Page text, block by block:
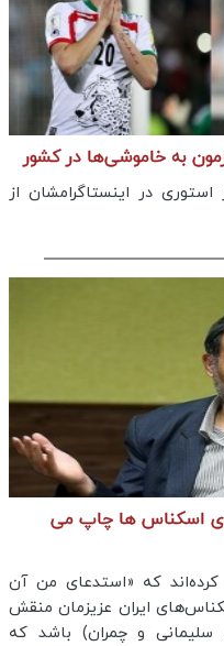
به خاموشی‌ها در کشور
در اینستاگرامشان از
اسکناس ها چاپ می
که «استدعای من آن
ایران عزیزمان منقش
سلیمانی و چمران) باشد که